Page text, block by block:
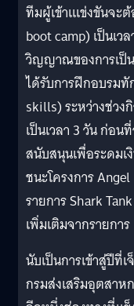
ทีมผู้เข้าเแข่งขันจะ
boot camp) เป็นเว
วิญญาณของการเป็
ได้รับการฝึกอบรม
skills) ระหว่างช่ว
เป็นเวลา 3 วัน ก่อ
สนับสนุนเพื่อระดม
ชนะโครงการ
รายการ Shark
เพิ่มเติมจากรายการ
นับเป็นการเข้าสู่ปีที่
กรมส่งเสริมอุตสาห